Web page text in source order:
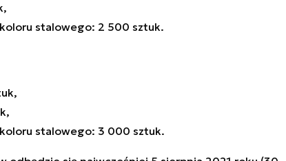
stalowego: 2 500 sztuk.
stalowego: 3 000 sztuk.